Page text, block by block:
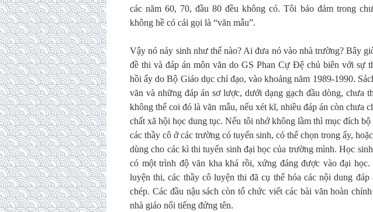
các năm 60, 70, đầu 80 đều không có. Tôi bảo đảm trong
không hề có cái gọi là “văn mẫu”.
Vậy nó nảy sinh như thế nào? Ai đưa nó vào nhà trường? Bây
đề thi và đáp án môn văn do GS Phan Cự Đệ chủ biên với sự
hồi ấy do Bộ Giáo dục chỉ đạo, vào khoảng năm 1989-1990.
văn và những đáp án sơ lược, dưới dạng gạch đầu dòng, chưa
không thể coi đó là văn mẫu, nếu xét kĩ, nhiều đáp án còn chưa
chất xã hội học dung tục. Nếu tôi nhớ không lầm thì mục đích
các thầy cô ở các trường có tuyển sinh, có thể chọn trong ấy,
dùng cho các kì thi tuyển sinh đại học của trường mình. Học
có một trình độ văn kha khá rồi, xứng đáng được vào đại
luyện thi, các thầy cô luyện thi đã cụ thể hóa các nội dung đáp
chép. Các đầu nậu sách còn tổ chức viết các bài văn hoàn
nhà giáo nổi tiếng đứng tên.